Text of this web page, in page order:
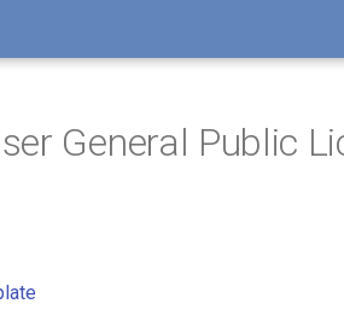
General Public